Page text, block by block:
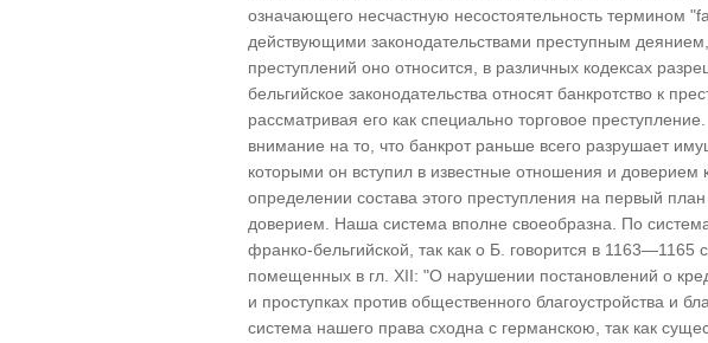
означающего несчастную несостоятельность термином
действующими законодательствами преступным
преступлений оно относится, в различных кодексах
бельгийское законодательства относят банкротство к
рассматривая его как специально торговое
внимание на то, что банкрот раньше всего разрушает
которыми он вступил в известные отношения и доверием
определении состава этого преступления на первый
доверием. Наша система вполне своеобразна. По
франко-бельгийской, так как о Б. говорится в 1163—1165
помещенных в гл. XII: "О нарушении постановлений о
и проступках против общественного благоустройства и
система нашего права сходна с германскою, так как